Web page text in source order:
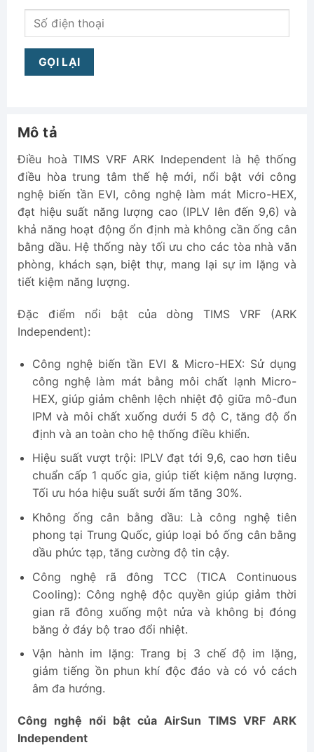
Mô tả
Điều hoà TIMS VRF ARK Independent là hệ thống
điều hòa trung tâm thế hệ mới, nổi bật với công
nghệ biến tần EVI, công nghệ làm mát Micro-HEX,
đạt hiệu suất năng lượng cao (IPLV lên đến 9,6) và
khả năng hoạt động ổn định mà không cần ống cân
bằng dầu. Hệ thống này tối ưu cho các tòa nhà văn
phòng, khách sạn, biệt thự, mang lại sự im lặng và
tiết kiệm năng lượng.
Đặc điểm nổi bật của dòng TIMS VRF (ARK
Independent):
Công nghệ biến tần EVI & Micro-HEX: Sử dụng
công nghệ làm mát bằng môi chất lạnh Micro-
HEX, giúp giảm chênh lệch nhiệt độ giữa mô-đun
IPM và môi chất xuống dưới 5 độ C, tăng độ ổn
định và an toàn cho hệ thống điều khiển.
Hiệu suất vượt trội: IPLV đạt tới 9,6, cao hơn tiêu
chuẩn cấp 1 quốc gia, giúp tiết kiệm năng lượng.
Tối ưu hóa hiệu suất sưởi ấm tăng 30%.
Không ống cân bằng dầu: Là công nghệ tiên
phong tại Trung Quốc, giúp loại bỏ ống cân bằng
dầu phức tạp, tăng cường độ tin cậy.
Công nghệ rã đông TCC (TICA Continuous
Cooling): Công nghệ độc quyền giúp giảm thời
gian rã đông xuống một nửa và không bị đóng
băng ở đáy bộ trao đổi nhiệt.
Vận hành im lặng: Trang bị 3 chế độ im lặng,
giảm tiếng ồn phun khí độc đáo và có vỏ cách
âm đa hướng.
Công nghệ nổi bật của AirSun TIMS VRF ARK
Independent